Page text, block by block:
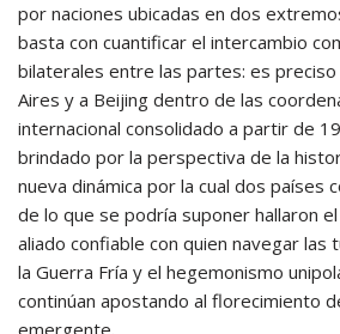
por naciones ubicadas en dos
basta con cuantificar el intercambio
bilaterales entre las partes: es preciso
Aires y a Beijing dentro de las
internacional consolidado a partir de
brindado por la perspectiva de la
nueva dinámica por la cual dos países
de lo que se podría suponer hallaron
aliado confiable con quien navegar las
la Guerra Fría y el hegemonismo
continúan apostando al florecimiento
emergente.